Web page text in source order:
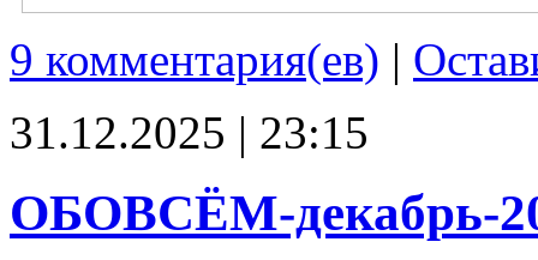
9 комментария(ев) |
31.12.2025 | 23:15
ОБОВСЁМ-декабрь-